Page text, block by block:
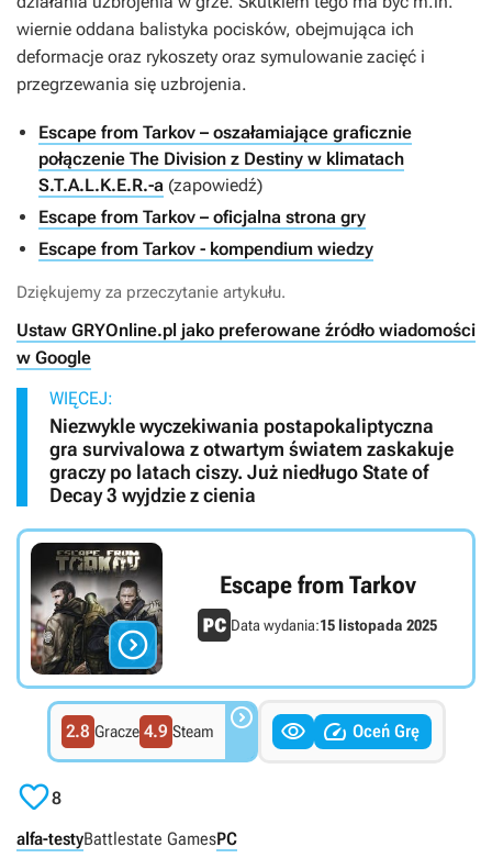
wiernie oddana balistyka pocisków, obejmująca ich
deformacje oraz rykoszety oraz symulowanie zacięć i
przegrzewania się uzbrojenia.
Escape from Tarkov – oszałamiające graficznie
połączenie The Division z Destiny w klimatach
S.T.A.L.K.E.R.-a (zapowiedź)
Escape from Tarkov – oficjalna strona gry
Escape from Tarkov - kompendium wiedzy
Dziękujemy za przeczytanie artykułu.
Ustaw GRYOnline.pl jako preferowane źródło wiadomości
w Google
WIĘCEJ:
Niezwykle wyczekiwania postapokaliptyczna
gra survivalowa z otwartym światem zaskakuje
graczy po latach ciszy. Już niedługo State of
Decay 3 wyjdzie z cienia

Escape from Tarkov
Data wydania:15 listopada 2025
2.8 Gracze 4.9 Steam    Oceń Grę
8
alfa-testyBattlestate GamesPC